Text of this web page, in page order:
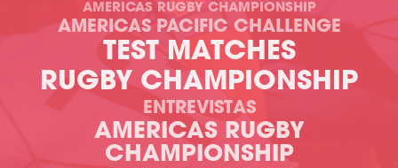
AMERICAS RUGBY CHAMPIONSHIP
AMERICAS PACIFIC CHALLENGE
TEST MATCHES
RUGBY CHAMPIONSHIP
ENTREVISTAS
AMERICAS RUGBY
CHAMPIONSHIP